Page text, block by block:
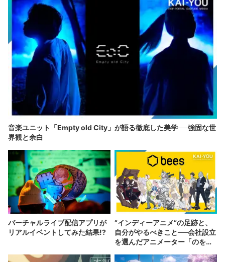
音楽ユニット「Empty old City」が語る徹底した美学──強固な世
界観と余白
バーチャルライブ配信アプリが
リアルイベントしてみた結果!?
“インディーアニメ“の足跡と、
自分がやるべきこと──会社設立
を選んだアニメーター「のを